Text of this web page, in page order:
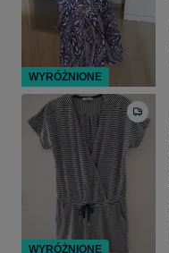
WYRÓŻNIONE
WYRÓŻNIONE